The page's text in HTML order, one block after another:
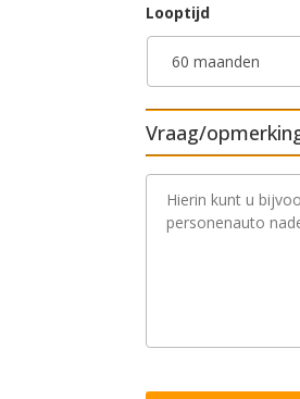
Looptijd
Vraag/
V